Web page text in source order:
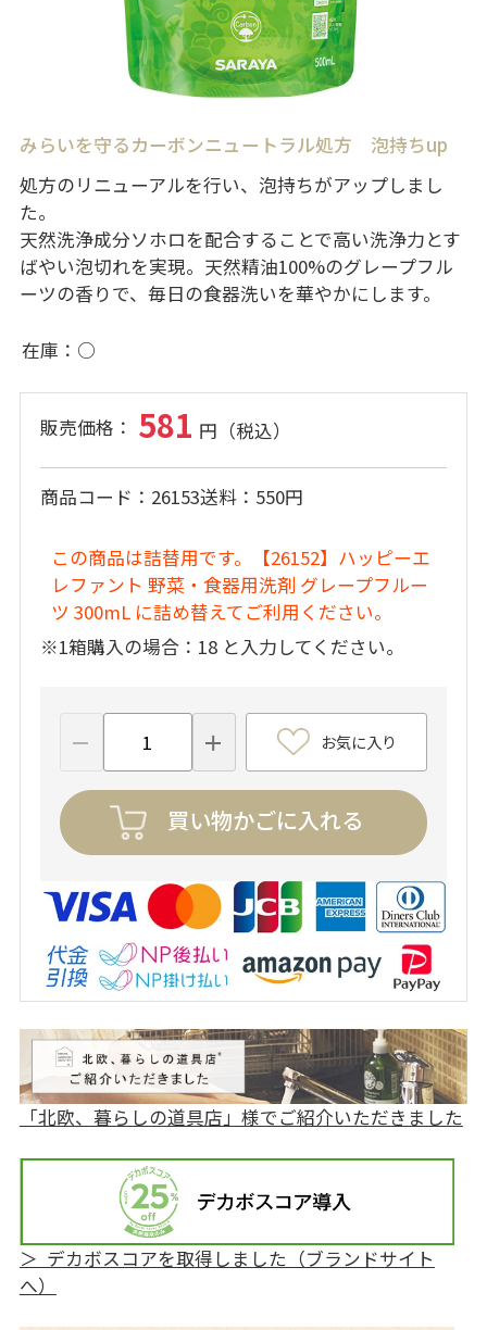
みらいを守るカーボンニュートラル処方 泡持ちup
処方のリニューアルを行い、泡持ちがアップしまし
た。
天然洗浄成分ソホロを配合することで高い洗浄力とす
ばやい泡切れを実現。天然精油100%のグレープフル
ーツの香りで、毎日の食器洗いを華やかにします。
在庫 ○
581
商品コード 26153送料 550円
この商品は詰替用です。【26152】ハッピーエ
レファント 野菜・食器用洗剤 グレープフルー
ツ 300mL に詰め替えてご利用ください。
※1箱購入の場合：18 と入力してください。
お気に入り
買い物かごに入れる
「北欧、暮らしの道具店」様でご紹介いただきました
＞ デカボスコアを取得しました（ブランドサイト
へ）